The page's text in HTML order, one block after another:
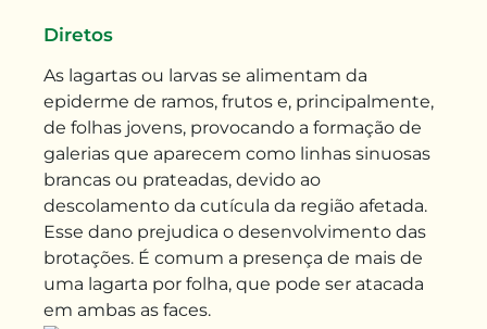
Diretos
As lagartas ou larvas se alimentam da
epiderme de ramos, frutos e, principalmente,
de folhas jovens, provocando a formação de
galerias que aparecem como linhas sinuosas
brancas ou prateadas, devido ao
descolamento da cutícula da região afetada.
Esse dano prejudica o desenvolvimento das
brotações. É comum a presença de mais de
uma lagarta por folha, que pode ser atacada
em ambas as faces.